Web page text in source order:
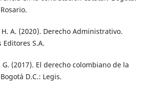
A. (2020). Derecho Administrativo.
Editores S.A.
(2017). El derecho colombiano de la
D.C.: Legis.